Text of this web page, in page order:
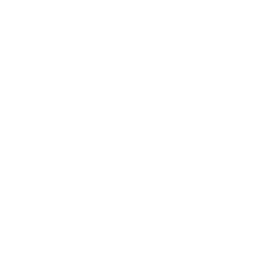
M-WE, quantity